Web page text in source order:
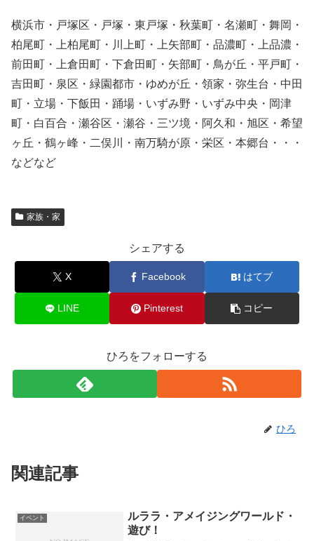
横浜市・戸塚区・戸塚・東戸塚・秋葉町・名瀬町・舞岡・
柏尾町・上柏尾町・川上町・上矢部町・品濃町・上品濃・
前田町・上倉田町・下倉田町・矢部町・鳥が丘・平戸町・
吉田町・泉区・緑園都市・ゆめが丘・領家・弥生台・中田
町・立場・下飯田・踊場・いずみ野・いずみ中央・岡津
町・白百合・瀬谷区・瀬谷・三ツ境・阿久和・旭区・希望
ヶ丘・鶴ヶ峰・二俣川・南万騎が原・栄区・本郷台・・・
などなど
家族・家
シェアする
X Facebook はてブ
LINE Pinterest コピー
ひろをフォローする
ひろ
関連記事
イベント
ルララ・アメイジングワールド・
遊び！